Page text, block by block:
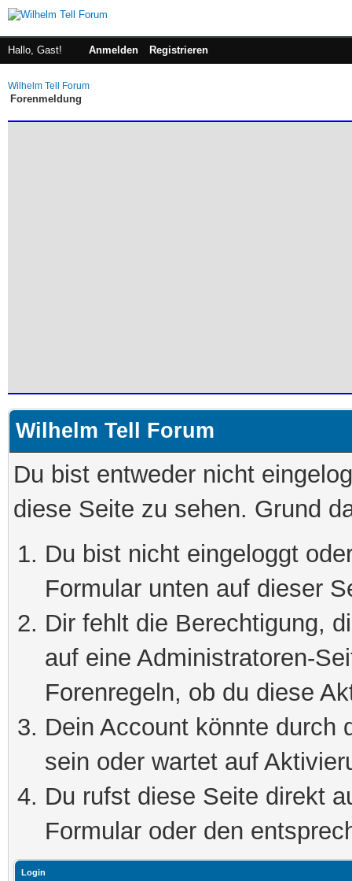
Hallo, Gast! Anmelden Registrieren
Wilhelm Tell Forum
Forenmeldung
Wilhelm Tell Forum
Du bist entweder nicht
diese Seite zu sehen. Grund
Du bist nicht eingeloggt
Formular unten auf dieser
Dir fehlt die Berechtigung,
auf eine Administratoren-
Forenregeln, ob du diese
Dein Account könnte durch
sein oder wartet auf
Du rufst diese Seite direkt
Formular oder den
Login